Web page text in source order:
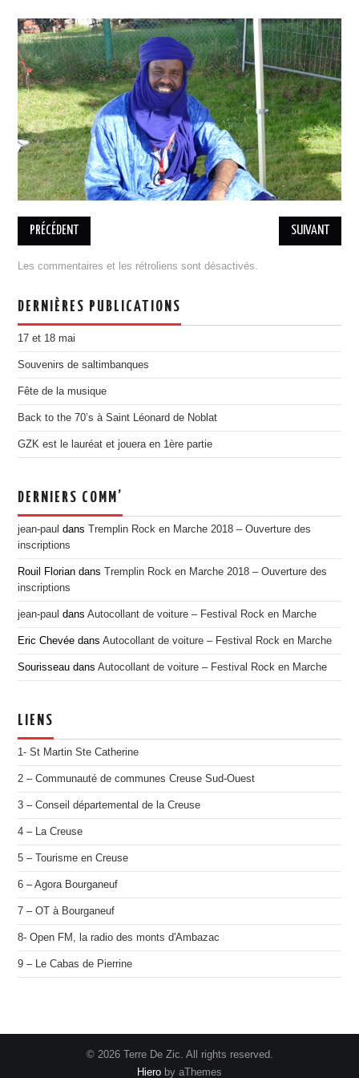
BILLETTERIE 18 MAI COBI
PRATIQUE
ASSOCIATION
L’ÉQUIPE
ADHÉSION, DON
ESPACE MEMBRES
MENTIONS LÉGALES
DESINSCRIPTION
PARTENAIRES
DEVENIR PARTENAIRE
ILS NOUS ONT SOUTENU
PORTOFOLIO
ÉDITION 2021
EDITION 2017
EDITION 2016
EDITION 2015
EDITION 2014
EDITION 2012
CONTACT
PRÉCÉDENT SUIVANT
Les commentaires et les rétroliens sont désactivés.
DERNIÈRES PUBLICATIONS
17 et 18 mai
Souvenirs de saltimbanques
Fête de la musique
Back to the 70’s à Saint Léonard de Noblat
GZK est le lauréat et jouera en 1ère partie
DERNIERS COMM’
jean-paul dansTremplin Rock en Marche 2018 – Ouverture des
inscriptions
Rouil Florian dansTremplin Rock en Marche 2018 – Ouverture des
inscriptions
jean-paul dansAutocollant de voiture – Festival Rock en Marche
Eric Chevée dansAutocollant de voiture – Festival Rock en Marche
Sourisseau dansAutocollant de voiture – Festival Rock en Marche
LIENS
1- St Martin Ste Catherine
2 – Communauté de communes Creuse Sud-Ouest
3 – Conseil départemental de la Creuse
4 – La Creuse
5 – Tourisme en Creuse
6 – Agora Bourganeuf
7 – OT à Bourganeuf
8- Open FM, la radio des monts d'Ambazac
9 – Le Cabas de Pierrine
© 2026 Terre De Zic. All rights reserved.
Hiero by aThemes